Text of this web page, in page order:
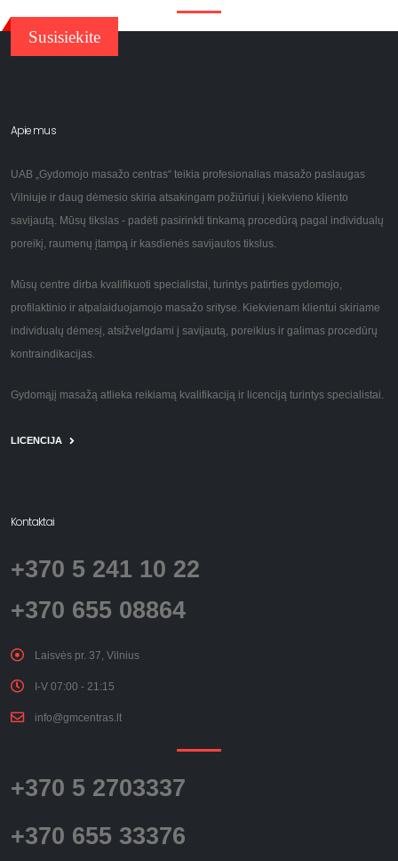
Susisiekite
Apie mus
UAB „Gydomojo masažo centras“ teikia profesionalias masažo paslaugas
Vilniuje ir daug dėmesio skiria atsakingam požiūriui į kiekvieno kliento
savijautą. Mūsų tikslas - padėti pasirinkti tinkamą procedūrą pagal individualų
poreikį, raumenų įtampą ir kasdienės savijautos tikslus.
Mūsų centre dirba kvalifikuoti specialistai, turintys patirties gydomojo,
profilaktinio ir atpalaiduojamojo masažo srityse. Kiekvienam klientui skiriame
individualų dėmesį, atsižvelgdami į savijautą, poreikius ir galimas procedūrų
kontraindikacijas.
Gydomąjį masažą atlieka reikiamą kvalifikaciją ir licenciją turintys specialistai.
LICENCIJA
Kontaktai
+370 5 241 10 22
+370 655 08864
Laisvės pr. 37, Vilnius
I-V 07:00 - 21:15
info@gmcentras.lt
+370 5 2703337
+370 655 33376